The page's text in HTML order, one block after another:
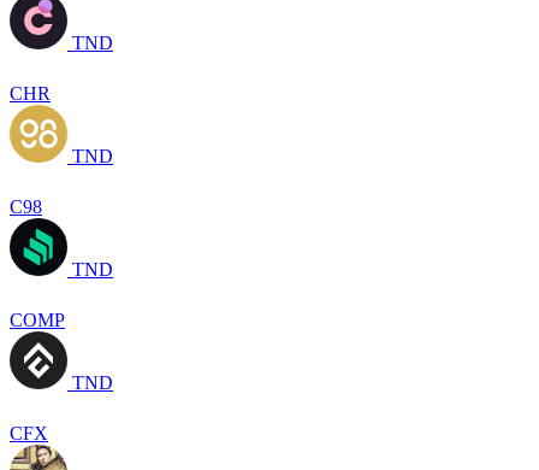
TND
CHR
TND
C98
TND
COMP
TND
CFX